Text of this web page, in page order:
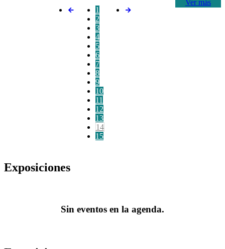
Ver más
1
2
3
4
5
6
7
8
9
10
11
12
13
14
15
Exposiciones
Sin eventos en la agenda.